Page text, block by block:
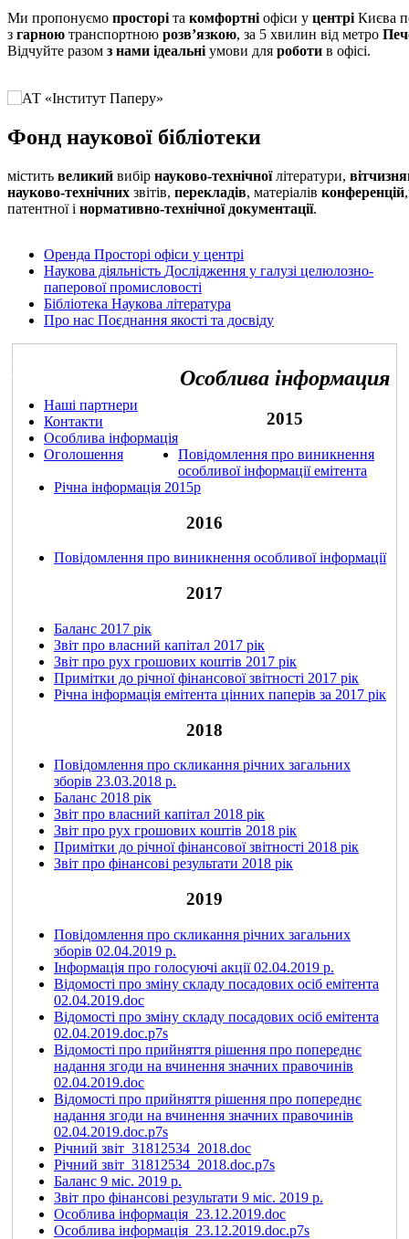
Ми пропонуємо просторі та комфортні офіси у центрі Києва
з гарною транспортною розв’язкою, за 5 хвилин від метро
Відчуйте разом з нами ідеальні умови для роботи в офісі.
Фонд наукової бібліотеки
містить великий вибір науково-технічноїлітератури,
науково-технічних звітів, перекладів, матеріалів конференцій
патентної і нормативно-технічної документації.
Оренда Просторі офіси у центрі
Наукова діяльність Дослідження у галузі целюлозно-
паперової промисловості
Бібліотека Наукова література
Про нас Поєднання якості та досвіду
Про нас
Наші партнери
Контакти
Особлива інформація
Оголошення
Особлива інформация
2015
Повідомлення про виникнення
особливої інформації емітента
Річна інформація 2015р
2016
Повідомлення про виникнення особливої інформації
2017
Баланс 2017 рік
Звіт про власний капітал 2017 рік
Звіт про рух грошових коштів 2017 рік
Примітки до річної фінансової звітності 2017 рік
Річна інформація емітента цінних паперів за 2017 рік
2018
Повідомлення про скликання річних загальних
зборів 23.03.2018 р.
Баланс 2018 рік
Звіт про власний капітал 2018 рік
Звіт про рух грошових коштів 2018 рік
Примітки до річної фінансової звітності 2018 рік
Звіт про фінансові результати 2018 рік
2019
Повідомлення про скликання річних загальних
зборів 02.04.2019 р.
Інформація про голосуючі акції 02.04.2019 р.
Відомості про зміну складу посадових осіб емітента
02.04.2019.doc
Відомості про зміну складу посадових осіб емітента
02.04.2019.doc.p7s
Відомості про прийняття рішення про попереднє
надання згоди на вчинення значних правочинів
02.04.2019.doc
Відомості про прийняття рішення про попереднє
надання згоди на вчинення значних правочинів
02.04.2019.doc.p7s
Річний звіт_31812534_2018.doc
Річний звіт_31812534_2018.doc.p7s
Баланс 9 міс. 2019 р.
Звіт про фінансові результати 9 міс. 2019 р.
Особлива інформація_23.12.2019.doc
Особлива інформація_23.12.2019.doc.p7s